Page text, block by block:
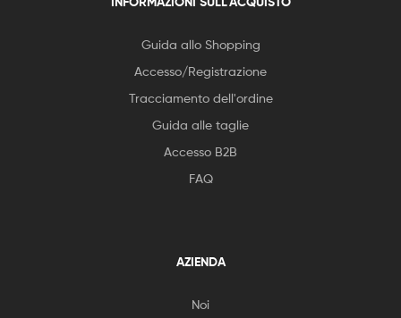
Guida allo Shopping
Accesso/Registrazione
Tracciamento dell'ordine
Guida alle taglie
Accesso B2B
FAQ
AZIENDA
Noi